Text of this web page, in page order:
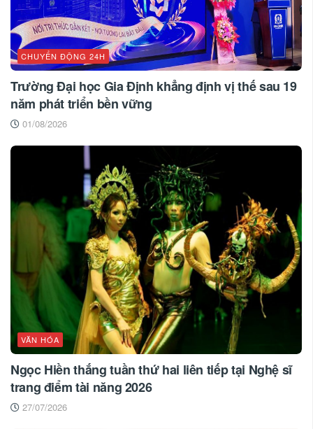
CHUYỂN ĐỘNG 24H
Trường Đại học Gia Định khẳng định vị thế sau 19
năm phát triển bền vững
01/08/2026
VĂN HÓA
Ngọc Hiền thắng tuần thứ hai liên tiếp tại Nghệ sĩ
trang điểm tài năng 2026
27/07/2026